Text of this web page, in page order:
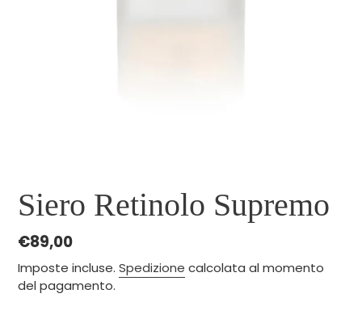
Siero Retinolo Supremo
Prezzo
di
listino
€89,00
Imposte incluse. Spedizione calcolata al momento
del pagamento.